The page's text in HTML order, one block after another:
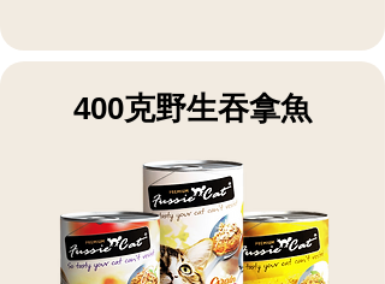
400克野生吞拿魚